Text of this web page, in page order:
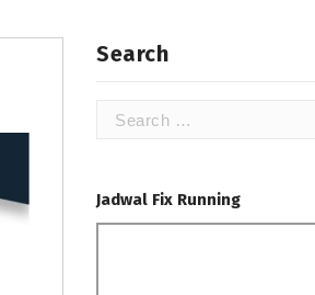
Search
Jadwal Fix Running